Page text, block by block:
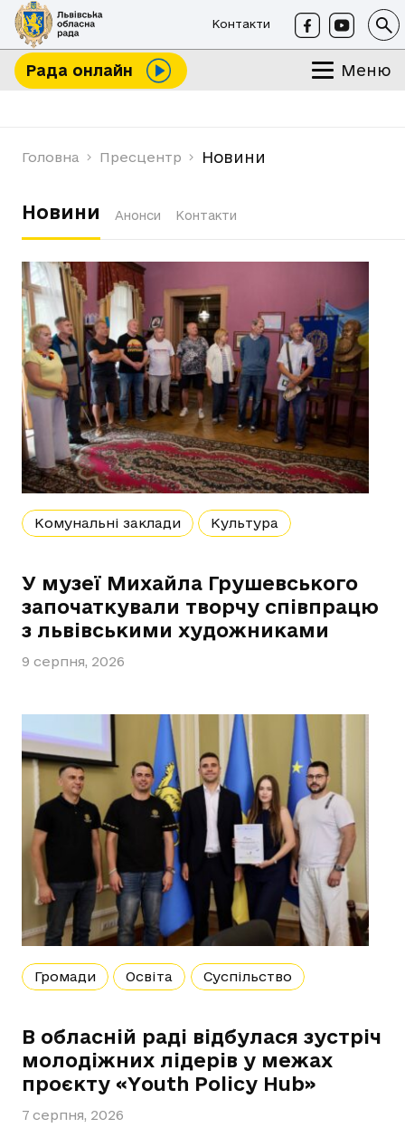
Контакти
Рада онлайн Меню
Головна Пресцентр Новини
Новини Анонси Контакти
Комунальні заклади Культура
У музеї Михайла Грушевського
започаткували творчу співпрацю
з львівськими художниками
9 серпня, 2026
Громади Освіта Суспільство
В обласній раді відбулася зустріч
молодіжних лідерів у межах
проєкту «Youth Policy Hub»
7 серпня, 2026